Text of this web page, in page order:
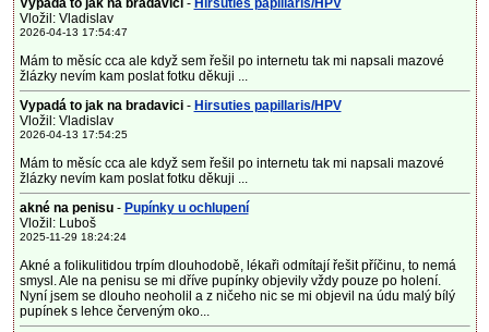
Vypadá to jak na bradavici - Hirsuties papillaris/HPV
Vložil: Vladislav
2026-04-13 17:54:47
Mám to měsíc cca ale když sem řešil po internetu tak mi napsali mazové
žlázky nevím kam poslat fotku děkuji ...
Vypadá to jak na bradavici - Hirsuties papillaris/HPV
Vložil: Vladislav
2026-04-13 17:54:25
Mám to měsíc cca ale když sem řešil po internetu tak mi napsali mazové
žlázky nevím kam poslat fotku děkuji ...
akné na penisu- Pupínky u ochlupení
Vložil: Luboš
2025-11-29 18:24:24
Akné a folikulitidou trpím dlouhodobě, lékaři odmítají řešit příčinu, to nemá
smysl. Ale na penisu se mi dříve pupínky objevily vždy pouze po holení.
Nyní jsem se dlouho neoholil a z ničeho nic se mi objevil na údu malý bílý
pupínek s lehce červeným oko...